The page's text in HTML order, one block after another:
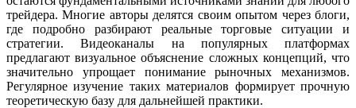
трейдера. Многие авторы делятся своим опытом через блоги,
где подробно разбирают реальные торговые ситуации и
стратегии. Видеоканалы на популярных платформах
предлагают визуальное объяснение сложных концепций, что
значительно упрощает понимание рыночных механизмов.
Регулярное изучение таких материалов формирует прочную
теоретическую базу для дальнейшей практики.